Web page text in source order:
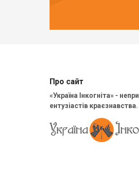
Про сайт
«Україна Інкогніта» -
ентузіастів краєзнавства.